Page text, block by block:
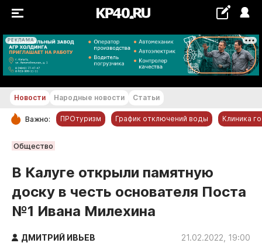
РЕКЛАМА
+29...+30 °С
РУБРИКИ
Новости компаний
Статьи
Народные новости
Авто и транспорт
Новости Народные новости Статьи
Важно: ПРОтуризм График отключений воды Клиника
Общество
В Калуге открыли памятную
доску в честь основателя Поста
№1 Ивана Милехина
ДМИТРИЙ ИВЬЕВ 21.02.2022, 19:00